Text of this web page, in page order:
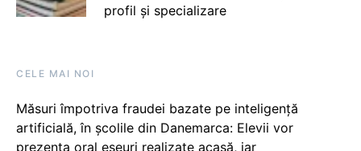
profil și specializare
CELE MAI NOI
Măsuri împotriva fraudei bazate pe inteligență
artificială, în școlile din Danemarca: Elevii vor
prezenta oral eseuri realizate acasă, iar